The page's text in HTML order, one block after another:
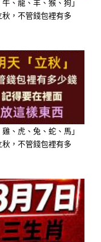
擋運
其早上穿黑
牛、龍、羊、猴、狗」
秋，不管錢包裡有多
雞、虎、兔、蛇、馬」
秋，不管錢包裡有多